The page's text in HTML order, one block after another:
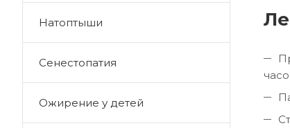
Натоптыши
Сенестопатия
Ожирение у детей